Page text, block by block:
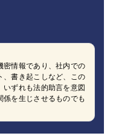
密情報であり、社内での
、書き起こしなど、この
ずれも法的助言を意図
を生じさせるものでも